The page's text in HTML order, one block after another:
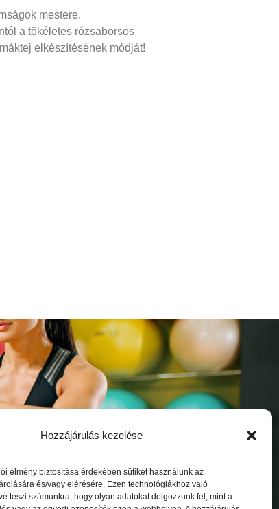
Hozzájárulás kezelése
élmény biztosítása érdekében sütiket használunk az
és/vagy elérésére. Ezen technológiákhoz való
teszi számunkra, hogy olyan adatokat dolgozzunk fel, mint a
mestere.
a tökéletes rózsaborsos
elkészítésének módját!